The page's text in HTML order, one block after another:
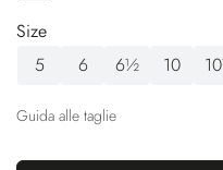
Size
5
6 6½ 10
Guida alle taglie